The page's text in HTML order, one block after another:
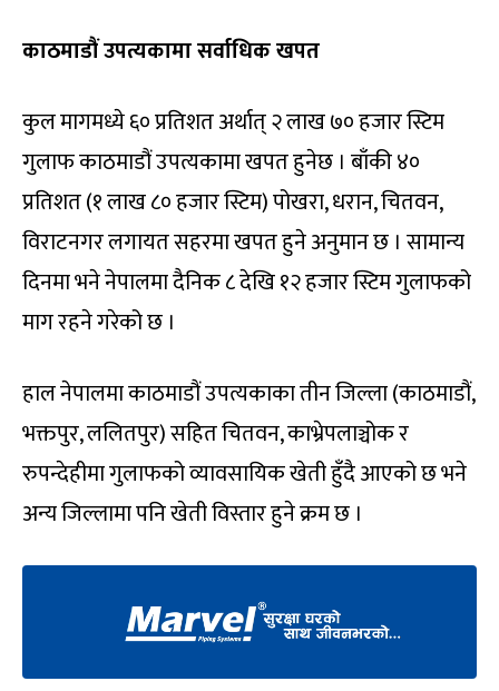
काठमाडौं उपत्यकामा सर्वाधिक खपत
कुल मागमध्ये ६० प्रतिशत अर्थात् २ लाख ७० हजार स्टिम
गुलाफ काठमाडौं उपत्यकामा खपत हुनेछ । बाँकी ४०
प्रतिशत (१ लाख ८० हजार स्टिम) पोखरा, धरान, चितवन,
विराटनगर लगायत सहरमा खपत हुने अनुमान छ । सामान्य
दिनमा भने नेपालमा दैनिक ८ देखि १२ हजार स्टिम गुलाफको
माग रहने गरेको छ ।
हाल नेपालमा काठमाडौं उपत्यकाका तीन जिल्ला (काठमाडौं,
भक्तपुर, ललितपुर) सहित चितवन, काभ्रेपलाञ्चोक र
रुपन्देहीमा गुलाफको व्यावसायिक खेती हुँदै आएको छ भने
अन्य जिल्लामा पनि खेती विस्तार हुने क्रम छ ।